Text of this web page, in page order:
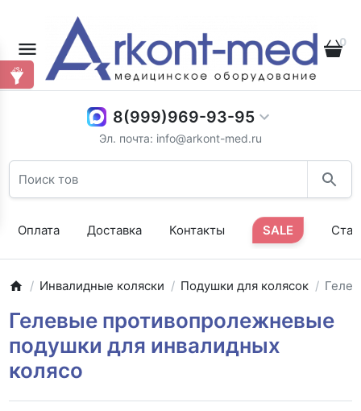
0
8(999)969-93-95
Эл. почта: info@arkont-med.ru
Оплата Доставка Контакты SALE
Инвалидные коляски Подушки для колясок
Гелевые противопролежневые
подушки для инвалидных
колясо